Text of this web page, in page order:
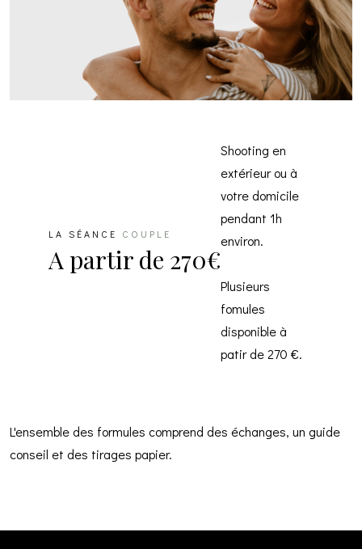
LA SÉANCE COUPLE
A partir de 270€
Shooting en
extérieur ou à
votre domicile
pendant 1h
environ.
Plusieurs
fomules
disponible à
patir de 270 €.
L'ensemble des formules comprend des échanges, un guide
conseil et des tirages papier.